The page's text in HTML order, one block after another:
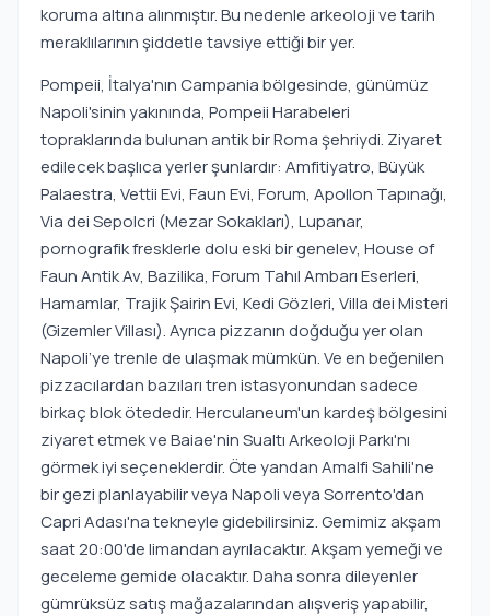
koruma altına alınmıştır. Bu nedenle arkeoloji ve tarih
meraklılarının şiddetle tavsiye ettiği bir yer.
Pompeii, İtalya'nın Campania bölgesinde, günümüz
Napoli'sinin yakınında, Pompeii Harabeleri
topraklarında bulunan antik bir Roma şehriydi. Ziyaret
edilecek başlıca yerler şunlardır: Amfitiyatro, Büyük
Palaestra, Vettii Evi, Faun Evi, Forum, Apollon Tapınağı,
Via dei Sepolcri (Mezar Sokakları), Lupanar,
pornografik fresklerle dolu eski bir genelev, House of
Faun Antik Av, Bazilika, Forum Tahıl Ambarı Eserleri,
Hamamlar, Trajik Şairin Evi, Kedi Gözleri, Villa dei Misteri
(Gizemler Villası). Ayrıca pizzanın doğduğu yer olan
Napoli’ye trenle de ulaşmak mümkün. Ve en beğenilen
pizzacılardan bazıları tren istasyonundan sadece
birkaç blok ötededir. Herculaneum'un kardeş bölgesini
ziyaret etmek ve Baiae'nin Sualtı Arkeoloji Parkı'nı
görmek iyi seçeneklerdir. Öte yandan Amalfi Sahili'ne
bir gezi planlayabilir veya Napoli veya Sorrento'dan
Capri Adası'na tekneyle gidebilirsiniz. Gemimiz akşam
saat 20:00'de limandan ayrılacaktır. Akşam yemeği ve
geceleme gemide olacaktır. Daha sonra dileyenler
gümrüksüz satış mağazalarından alışveriş yapabilir,